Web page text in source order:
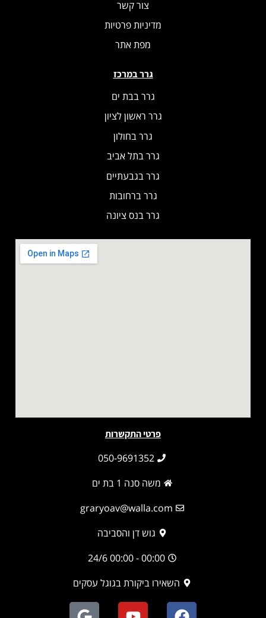
צור קשר
מדיניות פרטיות
מפת אתר
גרר במרכז
גרר בבת ים
גרר ראשון לציון
גרר בחולון
גרר בתל אביב
גרר בגבעתיים
גרר ברחובות
גרר בנס ציונה
פרטי התקשרות
050-9691352
משה סנה 1 בת ים
graryoav@walla.com
גוש דן והסביבה
00:00 - 00:00 24/6
השאירו ביקורת בגוגל עסקים